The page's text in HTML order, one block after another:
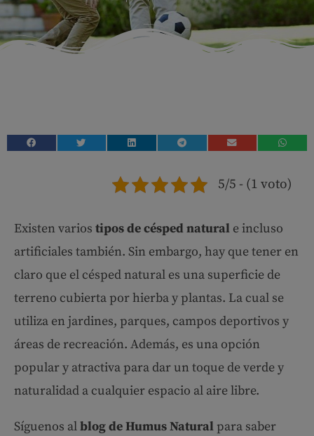
5/5 - (1 voto)
Existen varios tipos de césped natural e incluso
artificiales también. Sin embargo, hay que tener en
claro que el césped natural es una superficie de
terreno cubierta por hierba y plantas. La cual se
utiliza en jardines, parques, campos deportivos y
áreas de recreación. Además, es una opción
popular y atractiva para dar un toque de verde y
naturalidad a cualquier espacio al aire libre.
Síguenos alblog de Humus Naturalpara saber